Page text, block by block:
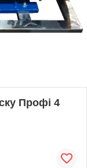
Профі 4